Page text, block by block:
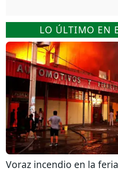
LO ÚLTIMO EN
Voraz incendio en la